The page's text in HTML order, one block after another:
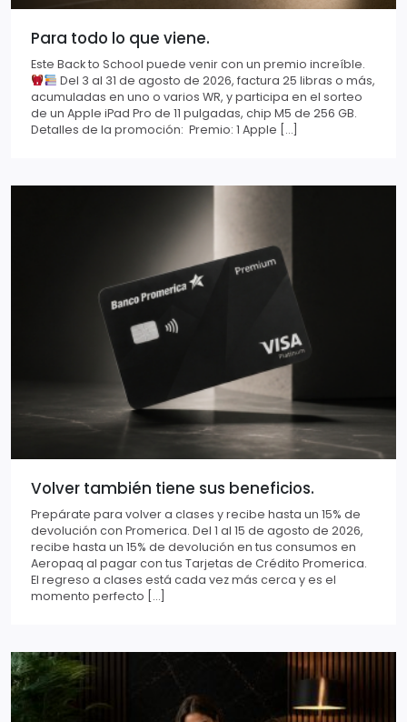
Para todo lo que viene.
Este Back to School puede venir con un premio increíble.
Del 3 al 31 de agosto de 2026, factura 25 libras o más,
acumuladas en uno o varios WR, y participa en el sorteo
de un Apple iPad Pro de 11 pulgadas, chip M5 de 256 GB.
Detalles de la promoción: Premio: 1 Apple […]
Volver también tiene sus beneficios.
Prepárate para volver a clases y recibe hasta un 15% de
devolución con Promerica. Del 1 al 15 de agosto de 2026,
recibe hasta un 15% de devolución en tus consumos en
Aeropaq al pagar con tus Tarjetas de Crédito Promerica.
El regreso a clases está cada vez más cerca y es el
momento perfecto […]